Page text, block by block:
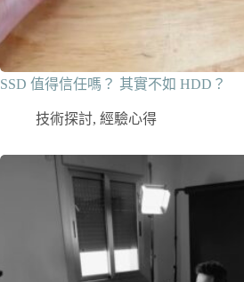
SSD 值得信任嗎？ 其實不如 HDD？
技術探討, 經驗心得